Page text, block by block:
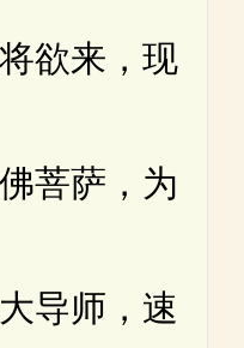
，现
，为
，速